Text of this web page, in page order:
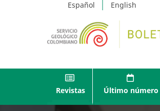
Español English
Revistas Último número